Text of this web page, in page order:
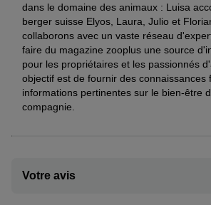
dans le domaine des animaux : Luisa
berger suisse Elyos, Laura, Julio et
collaborons avec un vaste réseau
faire du magazine zooplus une source
pour les propriétaires et les passionnés
objectif est de fournir des connaissances
informations pertinentes sur le bien-être
compagnie.
Votre avis